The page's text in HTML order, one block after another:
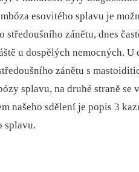
esovitého splavu je
středoušního zánětu, dnes
u dospělých nemocných.
zánětu s
splavu, na druhé straně
našeho sdělení je popis 3
splavu.